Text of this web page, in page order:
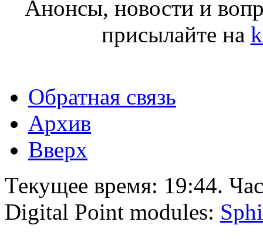
Анонсы, новости и
присылайте на
Обратная связь
Архив
Вверх
Текущее время: 19:44.
Digital Point modules: